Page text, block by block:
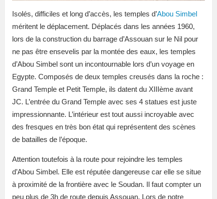
Isolés, difficiles et long d’accès, les temples d’Abou Simbel
méritent le déplacement. Déplacés dans les années 1960,
lors de la construction du barrage d’Assouan sur le Nil pour
ne pas être ensevelis par la montée des eaux, les temples
d’Abou Simbel sont un incontournable lors d’un voyage en
Egypte. Composés de deux temples creusés dans la roche :
Grand Temple et Petit Temple, ils datent du XIIIème avant
JC. L’entrée du Grand Temple avec ses 4 statues est juste
impressionnante. L’intérieur est tout aussi incroyable avec
des fresques en très bon état qui représentent des scènes
de batailles de l’époque.
Attention toutefois à la route pour rejoindre les temples
d’Abou Simbel. Elle est réputée dangereuse car elle se situe
à proximité de la frontière avec le Soudan. Il faut compter un
peu plus de 3h de route depuis Assouan. Lors de notre